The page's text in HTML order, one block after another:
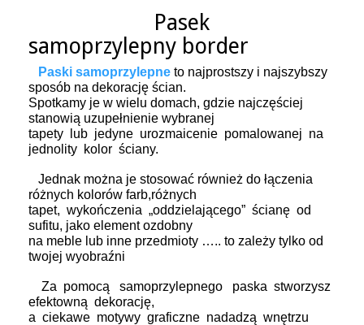
Pasek
samoprzylepny border
Paski samoprzylepne to najprostszy i najszybszy
sposób na dekorację ścian.
Spotkamy je w wielu domach, gdzie najczęściej
stanowią uzupełnienie wybranej
tapety lub jedyne urozmaicenie pomalowanej na
jednolity kolor ściany.
Jednak można je stosować również do łączenia
różnych kolorów farb,różnych
tapet, wykończenia „oddzielającego” ścianę od
sufitu, jako element ozdobny
na meble lub inne przedmioty ….. to zależy tylko od
twojej wyobraźni
Za pomocą samoprzylepnego paska stworzysz
efektowną dekorację,
a ciekawe motywy graficzne nadadzą wnętrzu